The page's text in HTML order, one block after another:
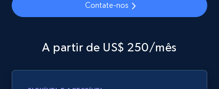
URL, Domain, Country code, Model number,
Sku, Product id, Product name, Manufacturer,
Contate-nos
A partir de US$ 250/mês